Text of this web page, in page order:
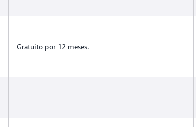
Gratuito por 12 meses.